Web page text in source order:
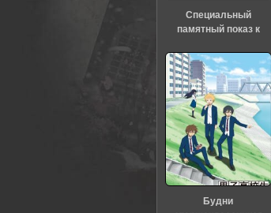
Специальный
памятный показ к
«Евангелиона» (2026)
Будни